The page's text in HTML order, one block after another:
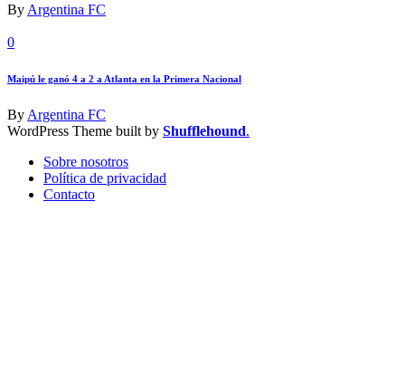
By Argentina FC
0
Maipú le ganó 4 a 2 a Atlanta en la Primera Nacional
By Argentina FC
WordPress Theme built by Shufflehound.
Sobre nosotros
Política de privacidad
Contacto